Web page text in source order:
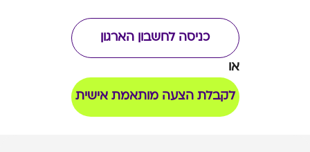
כניסה לחשבון הארגון
או
לקבלת הצעה מותאמת אישית